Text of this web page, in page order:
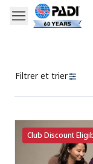
Filtrer et trier
Des
Club Discount